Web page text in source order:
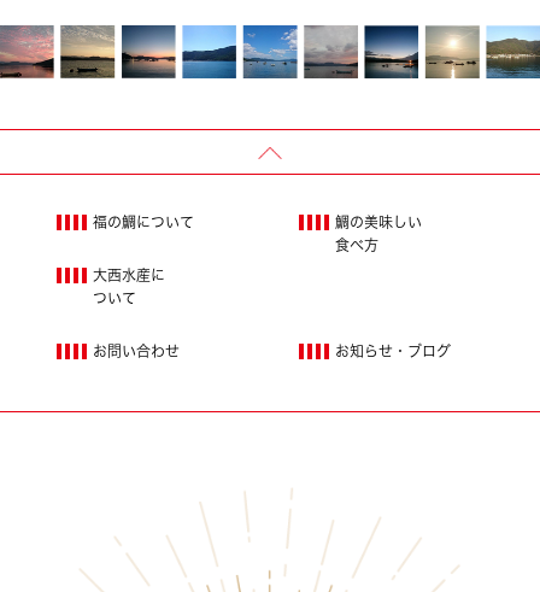
福の鯛について
鯛の美味しい
食べ方
大西水産に
ついて
お知らせ・ブログ
お問い合わせ